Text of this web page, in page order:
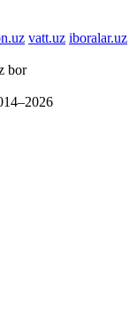
vatt.uz iboralar.uz
bor